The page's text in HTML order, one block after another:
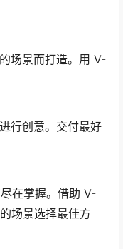
场景而打造。用 V-
行创意。交付最好
在掌握。借助 V-
场景选择最佳方